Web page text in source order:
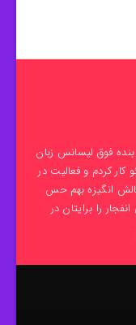
فوق لیسانس زبان
و سئو کار کردم و فعالیت در
انگیزه بهم حس
را برایتان در